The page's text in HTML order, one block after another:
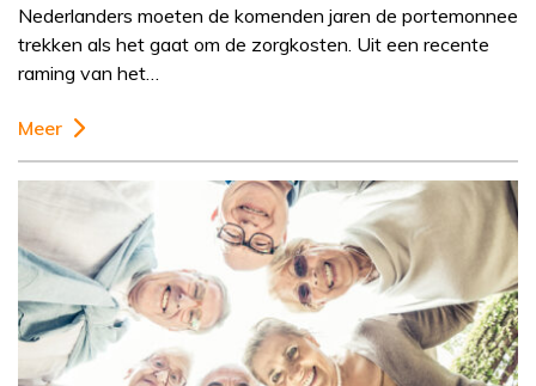
Nederlanders moeten de komenden jaren de portemonnee
trekken als het gaat om de zorgkosten. Uit een recente
raming van het…
Meer